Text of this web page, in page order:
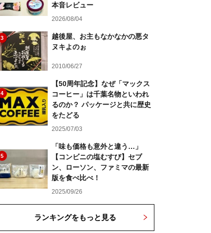
本音レビュー
2026/08/04
3
越後屋、お主もなかなかの悪タ
ヌキよのぉ
2010/06/27
4
【50周年記念】なぜ「マックス
コーヒー」は千葉名物といわれ
るのか？ パッケージと共に歴史
をたどる
2025/07/03
5
「味も価格も意外と違う…」
【コンビニの塩むすび】セブ
ン、ローソン、ファミマの最新
版を食べ比べ！
2025/09/26
ランキングをもっと見る